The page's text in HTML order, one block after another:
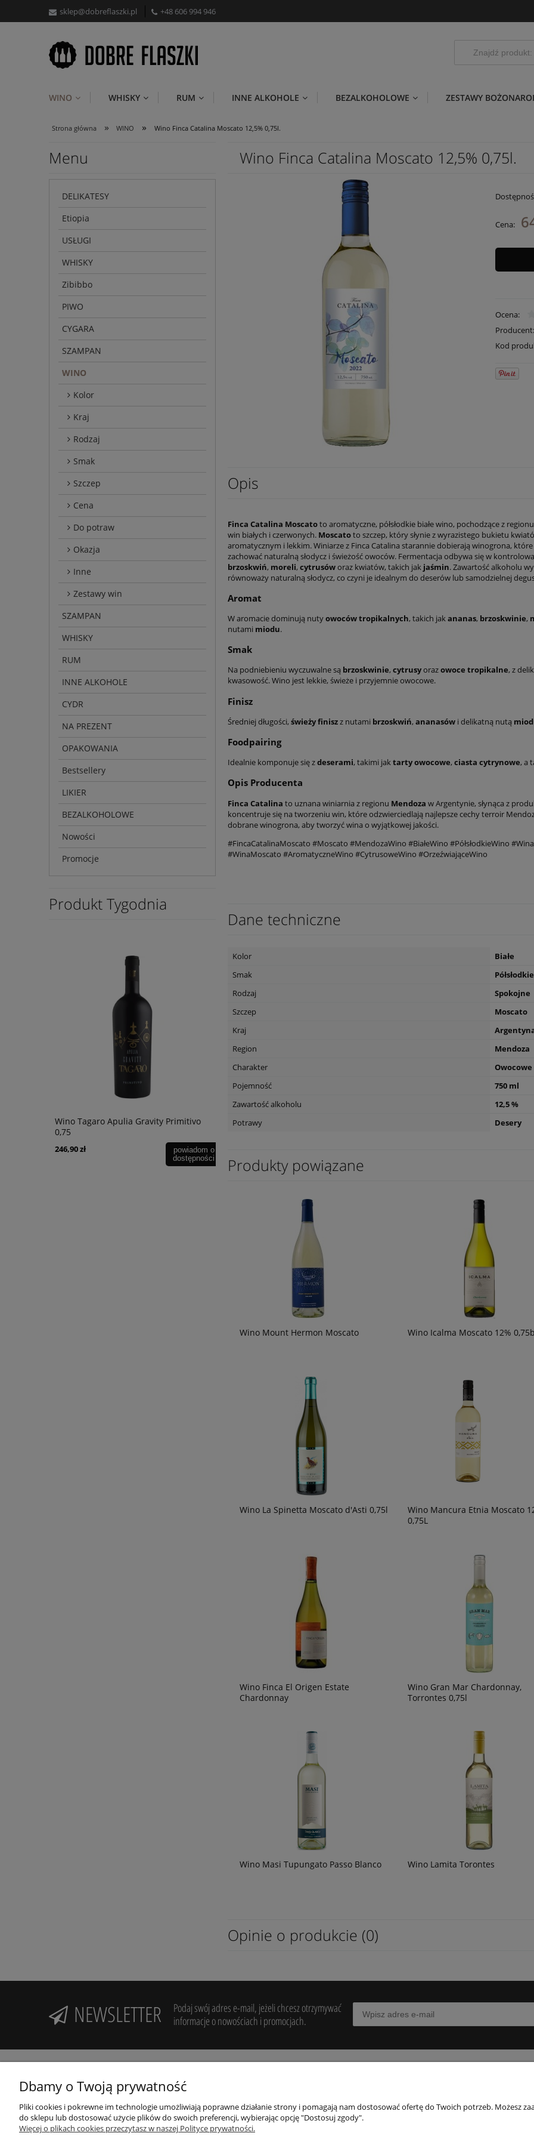
sklep@dobreflaszki.pl +48 606 994 946
WINO WHISKY RUM INNE ALKOHOLE BEZALKOHOLOWE ZESTAWY
Strona główna » WINO » Wino Finca Catalina Moscato 12,5% 0,75l.
Menu
DELIKATESY
Etiopia
USŁUGI
WHISKY
Zibibbo
PIWO
CYGARA
SZAMPAN
WINO
Kolor
Kraj
Rodzaj
Smak
Szczep
Cena
Do potraw
Okazja
Inne
Zestawy win
SZAMPAN
WHISKY
RUM
INNE ALKOHOLE
CYDR
NA PREZENT
OPAKOWANIA
Bestsellery
LIKIER
BEZALKOHOLOWE
Nowości
Promocje
Produkt Tygodnia
Wino Tagaro Apulia Gravity Primitivo
0,75
246,90 zł
powiadom o
dostępności
Wino Oh Sister Blanco 0,75l
Wino Finca Catalina Moscato 12,5% 0,75l.
Cena:
Ocena:
Producent:
Kod
Opis
Finca Catalina Moscatoto aromatyczne, półsłodkie białe wino, pochodzące z regionu
win białych i czerwonych. Moscatoto szczep, który słynie z wyrazistego bukietu
aromatycznym i lekkim. Winiarze z Finca Catalina starannie dobierają winogrona,
zachować naturalną słodycz i świeżość owoców. Fermentacja odbywa się w
brzoskwiń, moreli, cytrusóworaz kwiatów, takich jak jaśmin. Zawartość alkoholu
równoważy naturalną słodycz, co czyni je idealnym do deserów lub samodzielnej
Aromat
W aromacie dominują nutyowoców tropikalnych, takich jakananas, brzoskwinie,
nutami miodu.
Smak
Na podniebieniu wyczuwalne są brzoskwinie, cytrusyorazowoce tropikalne, z
kwasowość. Wino jest lekkie, świeże i przyjemnie owocowe.
Finisz
Średniej długości, świeży finiszz nutami brzoskwiń, ananasów i delikatną nutą
Foodpairing
Idealnie komponuje się zdeserami, takimi jaktarty owocowe, ciasta cytrynowe, a
Opis Producenta
Finca Catalina to uznana winiarnia z regionu Mendoza w Argentynie, słynąca z
koncentruje się na tworzeniu win, które odzwierciedlają najlepsze cechy terroir
dobrane winogrona, aby tworzyć wina o wyjątkowej jakości.
#FincaCatalinaMoscato #Moscato #MendozaWino #BiałeWino #PółsłodkieWino
#WinaMoscato #AromatyczneWino #CytrusoweWino #OrzeźwiająceWino
Dane techniczne
Kolor
Białe
Smak
Półsłodkie
Rodzaj
Spokojne
Szczep
Moscato
Kraj
Region
Mendoza
Charakter
Owocowe
Pojemność
750 ml
Zawartość alkoholu
12,5 %
Potrawy
Desery
Produkty powiązane
Wino Mount Hermon Moscato Wino Icalma Moscato 12%
Wino La Spinetta Moscato d'Asti 0,75l
Wino Mancura Etnia Moscato
0,75L
Wino Finca El Origen Estate
Chardonnay
Wino Gran Mar Chardonnay,
Torrontes 0,75l
Wino Masi Tupungato Passo Blanco Wino Lamita Torontes
Opinie o produkcie (0)
NEWSLETTER
Podaj swój adres e-mail, jeżeli chcesz otrzymywać
informacje o nowościach i promocjach.
Potrzebujesz pomocy? Zadzwoń!
+48 606 994 946
Regulaminy
Twoje zamówienia
Dbamy o Twoją prywatność
Pliki cookies i pokrewne im technologie umożliwiają poprawne działanie strony i pomagają nam dostosować ofertę do Twoich potrzeb. Możesz
do sklepu lub dostosować użycie plików do swoich preferencji, wybierając opcję "Dostosuj zgody".
Więcej o plikach cookies przeczytasz w naszej Polityce prywatności.